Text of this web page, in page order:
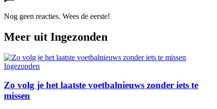
Nog geen reacties. Wees de eerste!
Meer uit Ingezonden
Ingezonden
Zo volg je het laatste voetbalnieuws zonder iets te
missen